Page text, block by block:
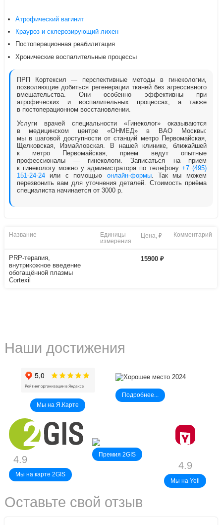
Атрофический вагинит
Крауроз и склерозирующий лихен
Постоперационная реабилитация
Хронические воспалительные процессы
ПРП Кортексил — перспективные методы в гинекологии,
позволяющие добиться регенерации тканей без агрессивного
вмешательства. Они особенно эффективны при
атрофических и воспалительных процессах, а также
в постоперационном восстановлении.
Услуги врачей специальности «Гинеколог» оказываются
в медицинском центре «ОНМЕД» в ВАО Москвы:
мы в шаговой доступности от станций метро Первомайская,
Щелковская, Измайловская. В нашей клинике, ближайшей
к метро Первомайская, прием ведут опытные
профессионалы — гинекологи. Записаться на прием
к гинекологу можно у администратора по телефону +7 (495)
151-24-24или с помощью онлайн-формы. Так мы можем
перезвонить вам для уточнения деталей. Стоимость приёма
специалиста начинается от 3000 р.
Название
Единицы
измерения
Цена, ₽ Комментарий
PRP-терапия,
внутрикожное введение
обогащённой плазмы
Cortexil
15900 ₽
Наши достижения
Мы на Я.Карте
Подробнее...
4.9
Мы на карте 2GIS
Премия 2GIS
4.9
Мы на Yell
Оставьте свой отзыв